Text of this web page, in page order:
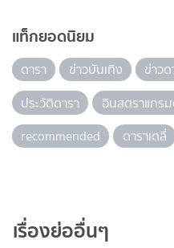
แท็กยอดนิยม
ดารา ข่าวบันเทิง ข่าวด
ประวัติดารา
อินสตราแกรม
recommended
ดาราเดลี่
เรื่องย่ออื่นๆ